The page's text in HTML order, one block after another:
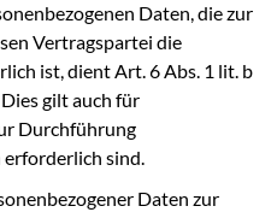
Daten, die zur
Vertragspartei die
ist, dient Art. 6 Abs. 1 lit. b
gilt auch für
Durchführung
sind.
Daten zur